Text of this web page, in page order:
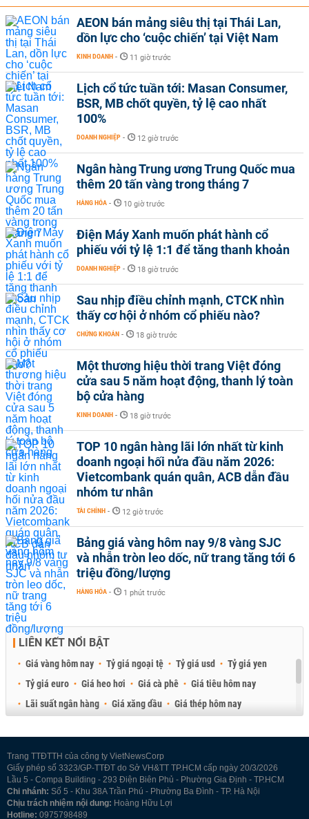
AEON bán mảng siêu thị tại Thái Lan,
dồn lực cho ‘cuộc chiến’ tại Việt Nam
KINH DOANH - 11 giờ trước
Lịch cổ tức tuần tới: Masan Consumer,
BSR, MB chốt quyền, tỷ lệ cao nhất
100%
DOANH NGHIỆP - 12 giờ trước
Ngân hàng Trung ương Trung Quốc mua
thêm 20 tấn vàng trong tháng 7
HÀNG HÓA - 10 giờ trước
Điện Máy Xanh muốn phát hành cổ
phiếu với tỷ lệ 1:1 để tăng thanh khoản
DOANH NGHIỆP - 18 giờ trước
Sau nhịp điều chỉnh mạnh, CTCK nhìn
thấy cơ hội ở nhóm cổ phiếu nào?
CHỨNG KHOÁN - 18 giờ trước
Một thương hiệu thời trang Việt đóng
cửa sau 5 năm hoạt động, thanh lý toàn
bộ cửa hàng
KINH DOANH - 18 giờ trước
TOP 10 ngân hàng lãi lớn nhất từ kinh
doanh ngoại hối nửa đầu năm 2026:
Vietcombank quán quân, ACB dẫn đầu
nhóm tư nhân
TÀI CHÍNH - 12 giờ trước
Bảng giá vàng hôm nay 9/8 vàng SJC
và nhẫn tròn leo dốc, nữ trang tăng tới 6
triệu đồng/lượng
HÀNG HÓA - 1 phút trước
LIÊN KẾT NỔI BẬT
Giá vàng hôm nay Tỷ giá ngoại tệ Tỷ giá usd
Tỷ giá yen
Tỷ giá euro
Giá heo hơi Giá cà phê
Giá tiêu hôm nay
Lãi suất ngân hàng
Giá xăng dầu
Giá thép hôm nay
Trang TTĐTTH của công ty VietNewsCorp
Giấy phép số 3323/GP-TTĐT do Sở VH&TT TP.HCM cấp ngày 20/3/2026
Lầu 5 - Compa Building - 293 Điện Biên Phủ - Phường Gia Định - TP.HCM
Chi nhánh: Số 5 - Khu 38A Trần Phú - Phường Ba Đình - TP. Hà Nội
Chịu trách nhiệm nội dung: Hoàng Hữu Lợi
Hotline: 0975798489